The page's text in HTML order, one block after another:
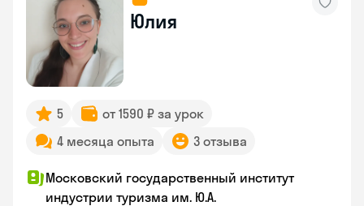
Юлия
5
от 1590 ₽ за урок
4 месяца опыта
3 отзыва
Московский государственный институт
индустрии туризма им. Ю.А.